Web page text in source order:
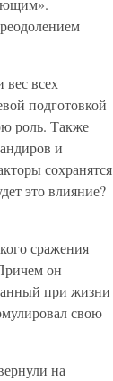
всех
подготовкой
роль. Также
и
сохранятся
это влияние?
сражения
он
при жизни
свою
на